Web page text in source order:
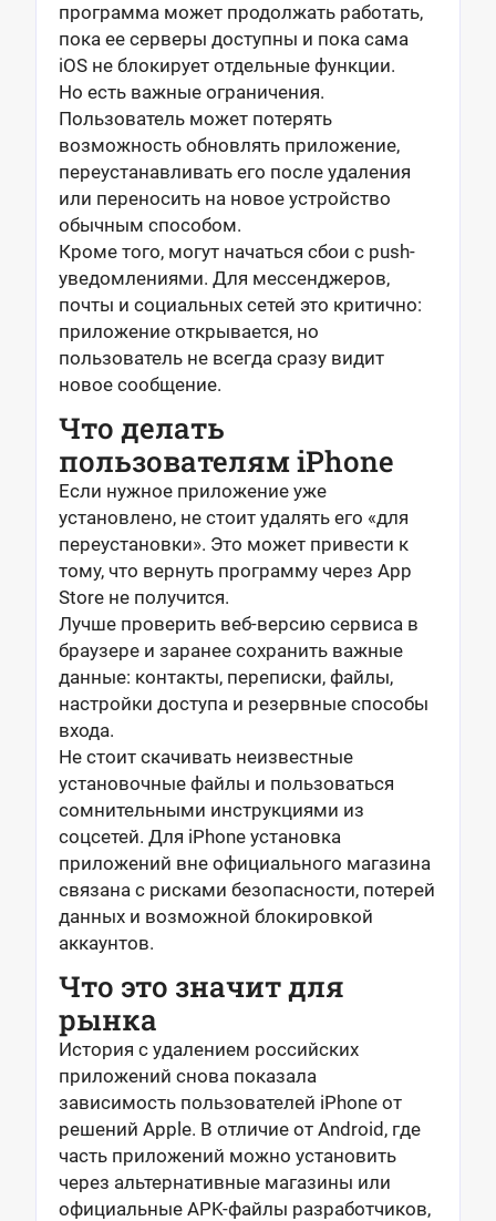
программа может продолжать работать,
пока ее серверы доступны и пока сама
iOS не блокирует отдельные функции.
Но есть важные ограничения.
Пользователь может потерять
возможность обновлять приложение,
переустанавливать его после удаления
или переносить на новое устройство
обычным способом.
Кроме того, могут начаться сбои с push-
уведомлениями. Для мессенджеров,
почты и социальных сетей это критично:
приложение открывается, но
пользователь не всегда сразу видит
новое сообщение.
Что делать
пользователям iPhone
Если нужное приложение уже
установлено, не стоит удалять его «для
переустановки». Это может привести к
тому, что вернуть программу через App
Store не получится.
Лучше проверить веб-версию сервиса в
браузере и заранее сохранить важные
данные: контакты, переписки, файлы,
настройки доступа и резервные способы
входа.
Не стоит скачивать неизвестные
установочные файлы и пользоваться
сомнительными инструкциями из
соцсетей. Для iPhone установка
приложений вне официального магазина
связана с рисками безопасности, потерей
данных и возможной блокировкой
аккаунтов.
Что это значит для
рынка
История с удалением российских
приложений снова показала
зависимость пользователей iPhone от
решений Apple. В отличие от Android, где
часть приложений можно установить
через альтернативные магазины или
официальные APK-файлы разработчиков,